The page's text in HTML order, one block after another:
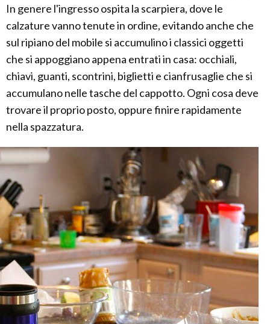
In genere l'ingresso ospita la scarpiera, dove le
calzature vanno tenute in ordine, evitando anche che
sul ripiano del mobile si accumulino i classici oggetti
che si appoggiano appena entrati in casa: occhiali,
chiavi, guanti, scontrini, biglietti e cianfrusaglie che si
accumulano nelle tasche del cappotto. Ogni cosa deve
trovare il proprio posto, oppure finire rapidamente
nella spazzatura.